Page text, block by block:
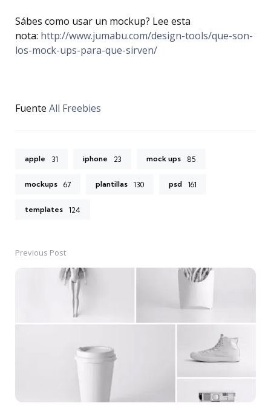
Sábes como usar un mockup? Lee esta
nota: http://www.jumabu.com/design-tools/que-son-
los-mock-ups-para-que-sirven/
Fuente All Freebies
apple 31 iphone 23 mock ups 85
mockups 67 plantillas 130 psd 161
templates 124
Post
navigation
Previous Post